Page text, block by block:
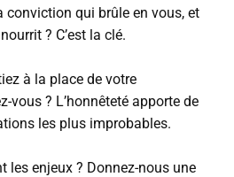
conviction qui brûle en vous, et
? C’est la clé.
à la place de votre
vous ? L’honnêteté apporte de
les plus improbables.
les enjeux ? Donnez-nous une